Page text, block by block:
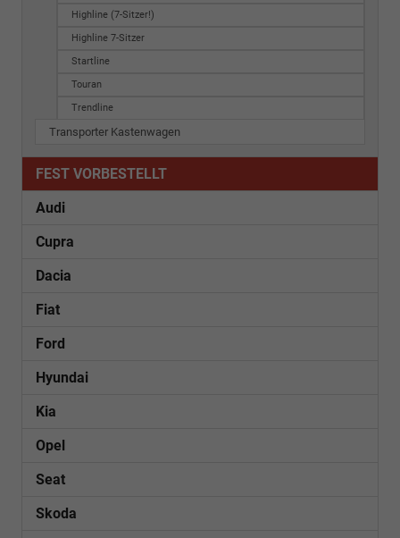
Highline (7-Sitzer!)
Highline 7-Sitzer
Startline
Touran
Trendline
Transporter Kastenwagen
FEST VORBESTELLT
Audi
Cupra
Dacia
Fiat
Ford
Hyundai
Kia
Opel
Seat
Skoda